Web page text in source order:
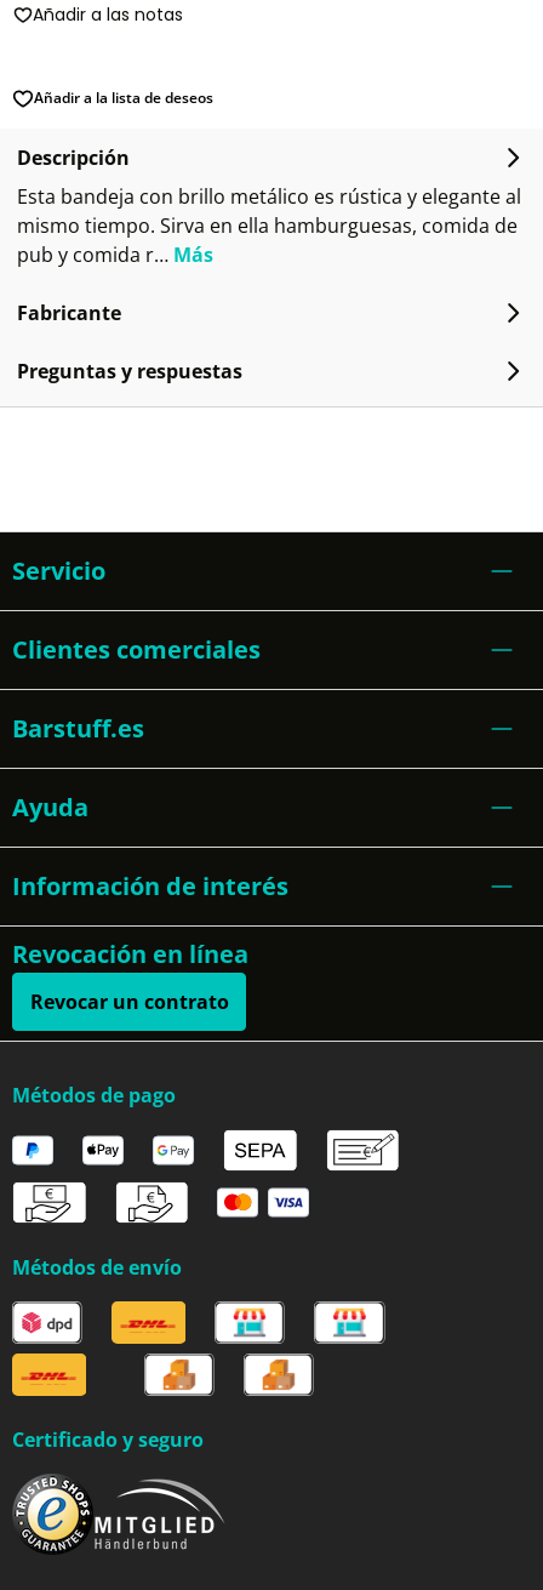
Añadir a las notas
Añadir a la lista de deseos
Descripción
Esta bandeja con brillo metálico es rústica y elegante al
mismo tiempo. Sirva en ella hamburguesas, comida de
pub y comida r… Más
Fabricante
Preguntas y respuestas
Servicio
Clientes comerciales
Barstuff.es
Ayuda
Información de interés
Revocación en línea
Revocar un contrato
Métodos de pago
Métodos de envío
Certificado y seguro